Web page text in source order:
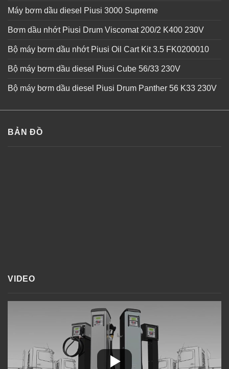
Máy bơm dầu diesel Piusi 3000 Supreme
Bơm dầu nhớt Piusi Drum Viscomat 200/2 K400 230V
Bộ máy bơm dầu nhớt Piusi Oil Cart Kit 3.5 FK0200010
Bộ máy bơm dầu diesel Piusi Cube 56/33 230V
Bộ máy bơm dầu diesel Piusi Drum Panther 56 K33 230V
BẢN ĐỒ
VIDEO